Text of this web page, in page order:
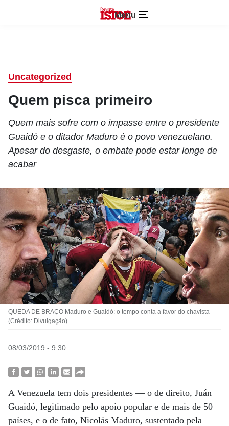
Menu
Uncategorized
Quem pisca primeiro
Quem mais sofre com o impasse entre o presidente
Guaidó e o ditador Maduro é o povo venezuelano.
Apesar do desgaste, o embate pode estar longe de
acabar
QUEDA DE BRAÇO Maduro e Guaidó: o tempo conta a favor do chavista
(Crédito: Divulgação)
08/03/2019 - 9:30
A Venezuela tem dois presidentes — o de direito, Juán
Guaidó, legitimado pelo apoio popular e de mais de 50
países, e o de fato, Nicolás Maduro, sustentado pela